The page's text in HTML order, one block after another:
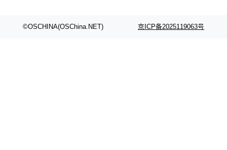
©OSCHINA(OSChina.NET) 京ICP备2025119063号